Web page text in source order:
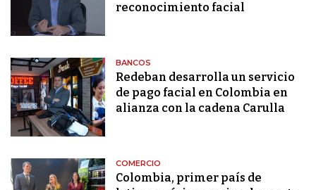
reconocimiento facial
BANCOS
Redeban desarrolla un servicio
de pago facial en Colombia en
alianza con la cadena Carulla
COMERCIO
Colombia, primer país de